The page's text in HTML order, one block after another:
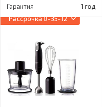
Гарантия 1 год
Рассрочка0-35-12